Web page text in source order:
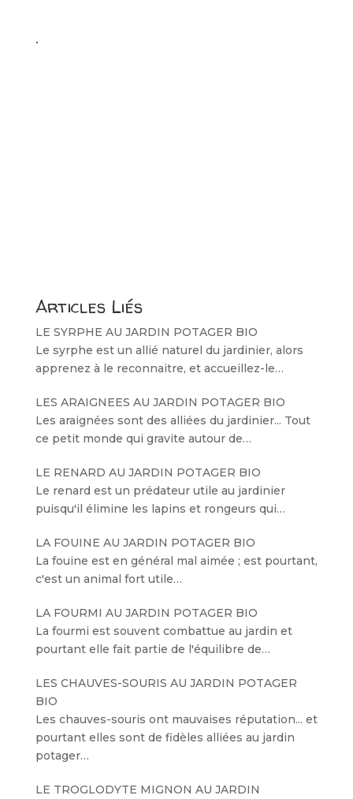
.
Articles Liés
LE SYRPHE AU JARDIN POTAGER BIO
Le syrphe est un allié naturel du jardinier, alors
apprenez à le reconnaitre, et accueillez-le…
LES ARAIGNEES AU JARDIN POTAGER BIO
Les araignées sont des alliées du jardinier... Tout
ce petit monde qui gravite autour de…
LE RENARD AU JARDIN POTAGER BIO
Le renard est un prédateur utile au jardinier
puisqu'il élimine les lapins et rongeurs qui…
LA FOUINE AU JARDIN POTAGER BIO
La fouine est en général mal aimée ; est pourtant,
c'est un animal fort utile…
LA FOURMI AU JARDIN POTAGER BIO
La fourmi est souvent combattue au jardin et
pourtant elle fait partie de l'équilibre de…
LES CHAUVES-SOURIS AU JARDIN POTAGER
BIO
Les chauves-souris ont mauvaises réputation... et
pourtant elles sont de fidèles alliées au jardin
potager…
LE TROGLODYTE MIGNON AU JARDIN